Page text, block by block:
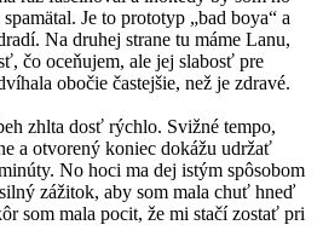
Je to prototyp „bad boya“ a
Na druhej strane tu máme Lanu,
čo oceňujem, ale jej slabosť pre
obočie častejšie, než je zdravé.
zhlta dosť rýchlo. Svižné tempo,
a otvorený koniec dokážu udržať
No hoci ma dej istým spôsobom
zážitok, aby som mala chuť hneď
som mala pocit, že mi stačí zostať pri